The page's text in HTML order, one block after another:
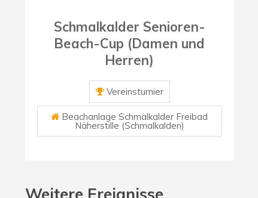
Schmalkalder Senioren-
Beach-Cup (Damen und
Herren)
Vereinsturnier
Beachanlage Schmalkalder Freibad
Näherstille (Schmalkalden)